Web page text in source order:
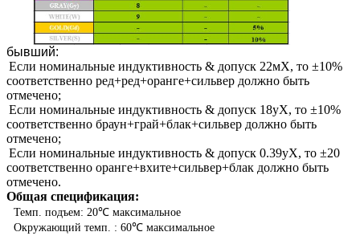
бывший:
Если номинальные индуктивность & допуск 22мХ, то ±10%
соответственно ред+ред+оранге+сильвер должно быть
отмечено;
Если номинальные индуктивность & допуск 18уХ, то ±10%
соответственно браун+грай+блак+сильвер должно быть
отмечено;
Если номинальные индуктивность & допуск 0.39уХ, то ±20
соответственно оранге+вхите+сильвер+блак должно быть
отмечено.
Общая спецификация:
Темп. подъем: 20℃ максимальное
Окружающий темп. : 60℃ максимальное